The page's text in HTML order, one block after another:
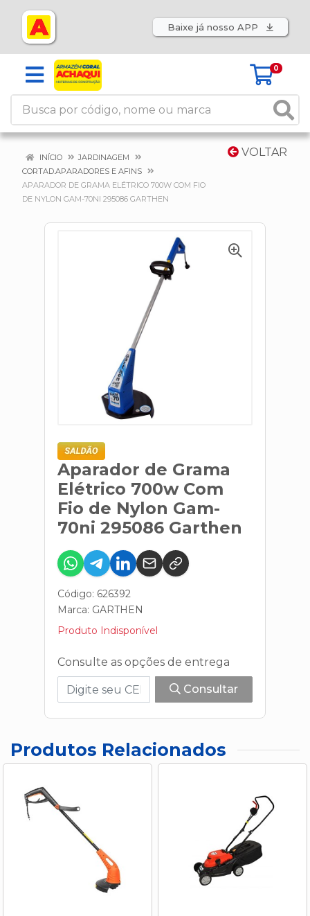
Baixe já nosso APP
0
VOLTAR
INÍCIO
JARDINAGEM
CORTAD.APARADORES E AFINS
APARADOR DE GRAMA ELÉTRICO 700W COM FIO
DE NYLON GAM-70NI 295086 GARTHEN
Aparador de Grama
Elétrico 700w Com
Fio de Nylon Gam-
70ni 295086 Garthen
Código: 626392
Marca: GARTHEN
Produto Indisponível
Consulte as opções de entrega
Consultar
Produtos Relacionados